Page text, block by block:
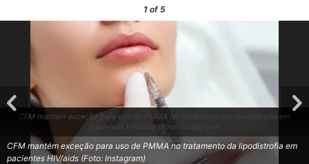
1 of 5
CFM mantém exceção para uso de PMMA no tratamento da lipodistrofia em
pacientes HIV/aids (Foto: Instagram)
CFM mantém exceção para uso de PMMA no tratamento da lipodistrofia em
pacientes HIV/aids (Foto: Instagram)